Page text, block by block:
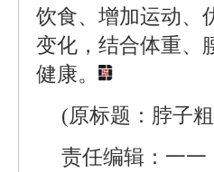
饮食、增加运动、
变化，结合体重、
健康。
(原标题：脖子
责任编辑：一一